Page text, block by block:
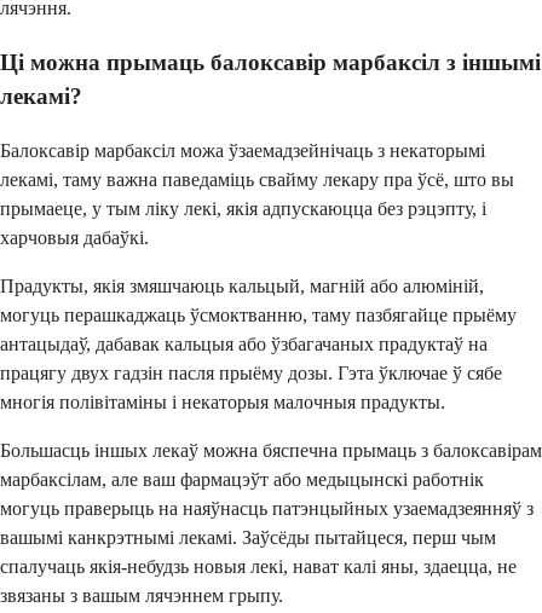
лячэння.
Ці можна прымаць балоксавір марбаксіл з іншымі
лекамі?
Балоксавір марбаксіл можа ўзаемадзейнічаць з некаторымі
лекамі, таму важна паведаміць свайму лекару пра ўсё, што вы
прымаеце, у тым ліку лекі, якія адпускаюцца без рэцэпту, і
харчовыя дабаўкі.
Прадукты, якія змяшчаюць кальцый, магній або алюміній,
могуць перашкаджаць ўсмоктванню, таму пазбягайце прыёму
антацыдаў, дабавак кальцыя або ўзбагачаных прадуктаў на
працягу двух гадзін пасля прыёму дозы. Гэта ўключае ў сябе
многія полівітаміны і некаторыя малочныя прадукты.
Большасць іншых лекаў можна бяспечна прымаць з балоксавірам
марбаксілам, але ваш фармацэўт або медыцынскі работнік
могуць праверыць на наяўнасць патэнцыйных узаемадзеянняў з
вашымі канкрэтнымі лекамі. Заўсёды пытайцеся, перш чым
спалучаць якія-небудзь новыя лекі, нават калі яны, здаецца, не
звязаны з вашым лячэннем грыпу.